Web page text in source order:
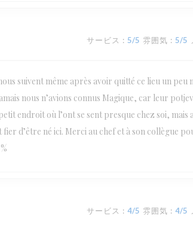
サービス : 5/5 雰囲気 : 5/5
suivent même après avoir quitté ce lieu un peu
nous n’avions connus Magique, car leur
endroit où l’ont se sent presque chez soi, mais
d’être né ici. Merci au chef et à son collègue
サービス : 4/5 雰囲気 : 4/5